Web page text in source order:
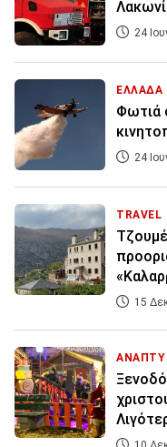
24
ΕΛΛΑΔΑ
Φωτιά
24
TRAVEL
15